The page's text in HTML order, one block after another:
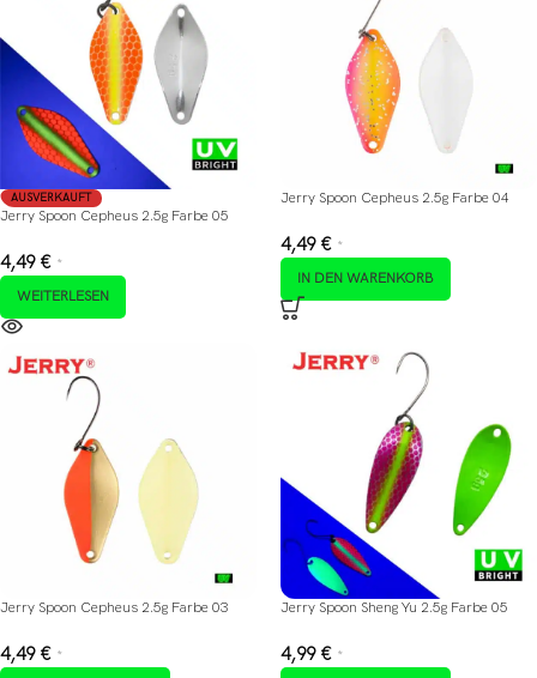
AUSVERKAUFT
Jerry Spoon Cepheus 2.5g Farbe 05
4,49 € *
WEITERLESEN
Jerry Spoon Cepheus 2.5g Farbe 04
4,49 € *
IN DEN WARENKORB
Jerry Spoon Cepheus 2.5g Farbe 03
4,49 € *
Jerry Spoon Sheng Yu 2.5g Farbe 05
4,99 € *